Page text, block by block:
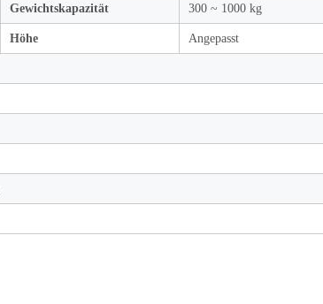
Gewichtskapazität 300 ~ 1000 kg
Höhe Angepasst